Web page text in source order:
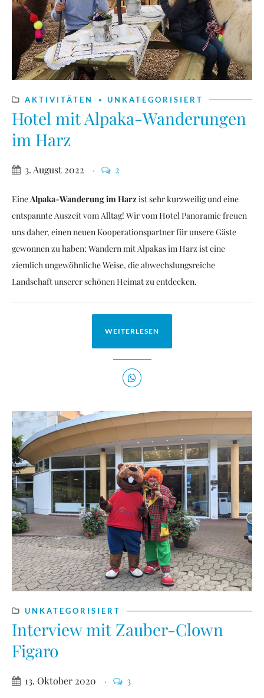
AKTIVITÄTEN UNKATEGORISIERT
Hotel mit Alpaka-Wanderungen
im Harz
3. August 2022 2
EineAlpaka-Wanderung im Harz ist sehr kurzweilig und eine
entspannte Auszeit vom Alltag! Wir vom Hotel Panoramic freuen
uns daher, einen neuen Kooperationspartner für unsere Gäste
gewonnen zu haben: Wandern mit Alpakas im Harz ist eine
ziemlich ungewöhnliche Weise, die abwechslungsreiche
Landschaft unserer schönen Heimat zu entdecken.
WEITERLESEN
UNKATEGORISIERT
Interview mit Zauber-Clown
Figaro
13. Oktober 2020 3